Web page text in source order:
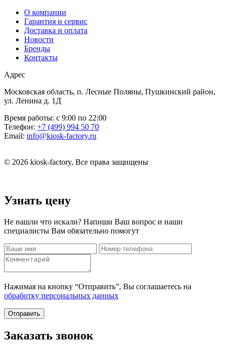
О компании
Гарантия и сервис
Доставка и оплата
Новости
Бренды
Контакты
Адрес
Московская область, п. Лесные Поляны, Пушкинский район,
ул. Ленина д. 1Д
Время работы: с 9:00 по 22:00
Телефон: +7 (499) 994 50 70
Email: info@kiosk-factory.ru
© 2026 kiosk-factory, Все права защищены
Узнать цену
Не нашли что искали? Напиши Ваш вопрос и наши
специалисты Вам обязательно помогут
Нажимая на кнопку “Отправить”, Вы соглашаетесь на
обработку персональных данных
Отправить
Заказать звонок